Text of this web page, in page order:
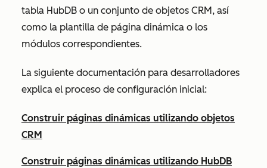
tabla HubDB o un conjunto de objetos CRM, así
como la plantilla de página dinámica o los
módulos correspondientes.
La siguiente documentación para desarrolladores
explica el proceso de configuración inicial:
Construir páginas dinámicas utilizando objetos
CRM
Construir páginas dinámicas utilizando HubDB